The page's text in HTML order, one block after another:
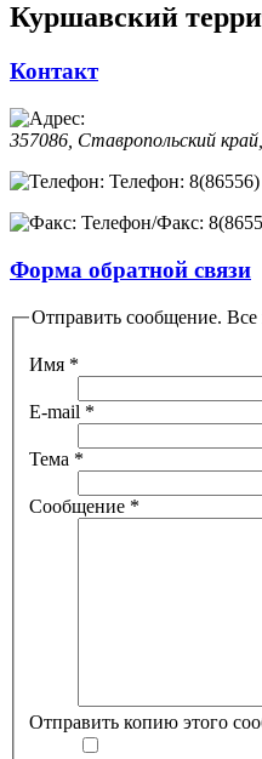
Куршавский
Контакт
357086, Ставропольский
Телефон:
Телефон/Факс:
Форма обратной связи
Отправить сообщение. Все
Имя *
E-mail *
Тема *
Сообщение *
Отправить копию этого